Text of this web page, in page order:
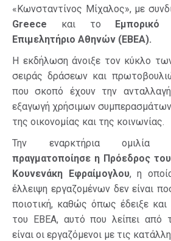
«Κωνσταντίνος Μίχαλος», με
Greece και το Εμπορικό
Επιμελητήριο Αθηνών (ΕΒΕΑ).
Η εκδήλωση άνοιξε τον κύκλο
σειράς δράσεων και
που σκοπό έχουν την
εξαγωγή χρήσιμων συμπερασμάτων
της οικονομίας και της κοινωνίας.
Την εναρκτήρια ομιλία
πραγματοποίησε η Πρόεδρος
Κουνενάκη Εφραίμογλου, η
έλλειψη εργαζομένων δεν είναι
ποιοτική, καθώς όπως έδειξε
του ΕΒΕΑ, αυτό που λείπει από
είναι οι εργαζόμενοι με τις